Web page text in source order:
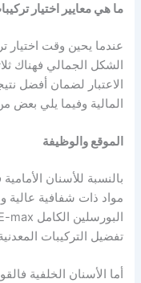
ما هي معايير اختيار
عندما يحين وقت اختيار
الشكل الجمالي فهناك
الاعتبار لضمان أفضل
المالية وفيما يلي بعض
الموقع والوظيفة
بالنسبة للأسنان
مواد ذات شفافية عالية
تفضيل التركيبات
أما الأسنان الخلفية